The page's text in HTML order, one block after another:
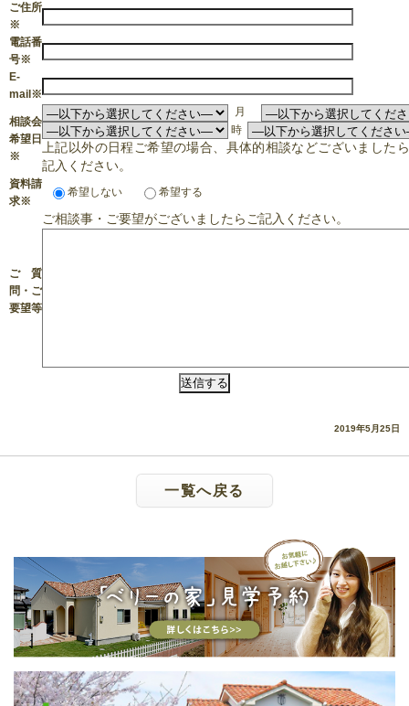
ご住所
※
電話番
号※
E-
mail ※
相談会
希望日
※
月
時
上記以外の日程ご希望の場合、具体的相談などございました
記入ください。
資料請
求※
希望しない 希望する
ご質
問・ご
要望等
ご相談事・ご要望がございましたらご記入ください。
2019年5月25日
一覧へ戻る